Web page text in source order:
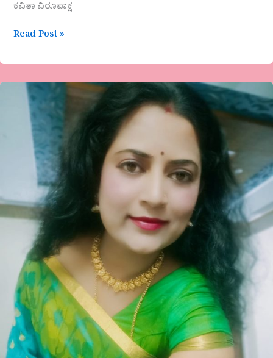
ಕವಿತಾ ವಿರೂಪಾಕ್ಷ
Read Post »
ಜಯಂತಿ
ಸುನಿಲ್
ಅವರ
ಗಜಲ್